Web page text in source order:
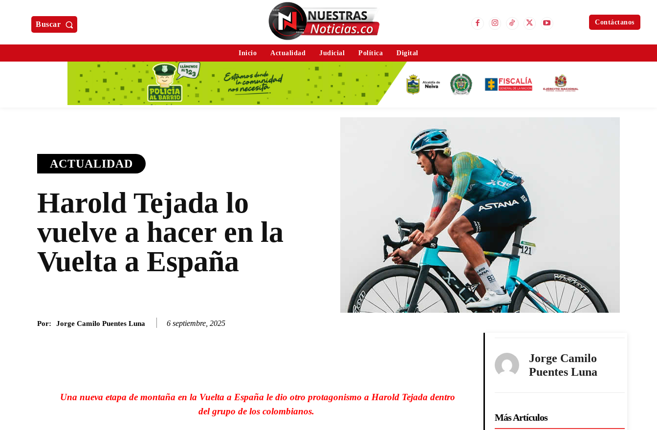
Buscar Contáctanos
Inicio Actualidad Judicial Política Digital
ACTUALIDAD
Harold Tejada lo
vuelve a hacer en la
Vuelta a España
Por: Jorge Camilo Puentes Luna 6 septiembre, 2025
Una nueva etapa de montaña en la Vuelta a España le dio otro protagonismo a Harold Tejada dentro
del grupo de los colombianos.
Jorge Camilo
Puentes Luna
Más Artículos